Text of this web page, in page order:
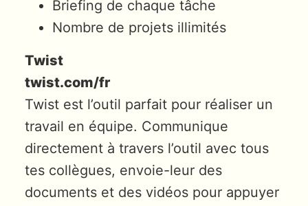
Briefing de chaque tâche
Nombre de projets illimités
Twist
twist.com/fr
Twist est l’outil parfait pour réaliser un
travail en équipe. Communique
directement à travers l’outil avec tous
tes collègues, envoie-leur des
documents et des vidéos pour appuyer